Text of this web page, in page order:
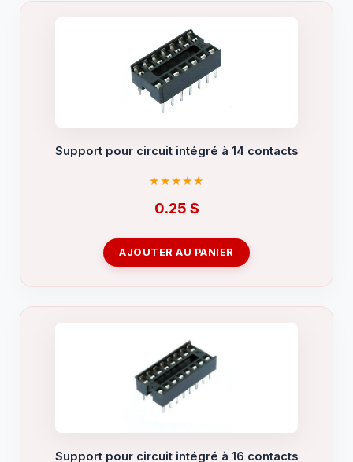
Support pour circuit intégré à 14 contacts
0.25 $
AJOUTER AU PANIER
Support pour circuit intégré à 16 contacts